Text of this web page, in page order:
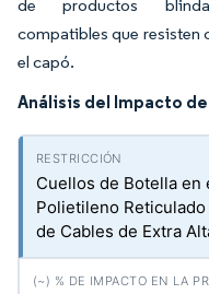
de productos
compatibles que resisten
el capó.
Análisis del Impacto
Cuellos de Botella en
Polietileno
de Cables de Extra